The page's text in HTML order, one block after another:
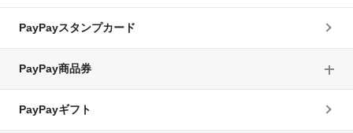
PayPayスタンプカード
PayPay商品券
PayPayギフト